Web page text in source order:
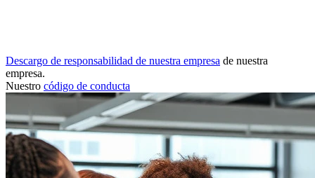
Descargo de responsabilidad de nuestra empresa de nuestra
empresa.
Nuestro código de conducta